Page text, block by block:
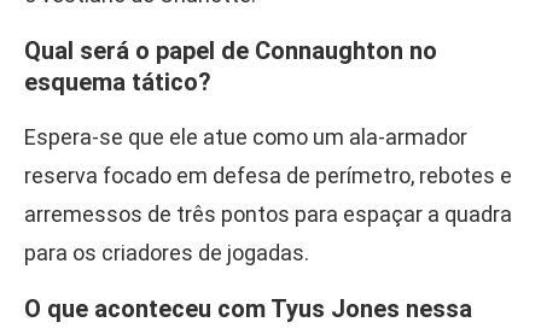
Qual será o papel de Connaughton no
esquema tático?
Espera-se que ele atue como um ala-armador
reserva focado em defesa de perímetro, rebotes e
arremessos de três pontos para espaçar a quadra
para os criadores de jogadas.
O que aconteceu com Tyus Jones nessa